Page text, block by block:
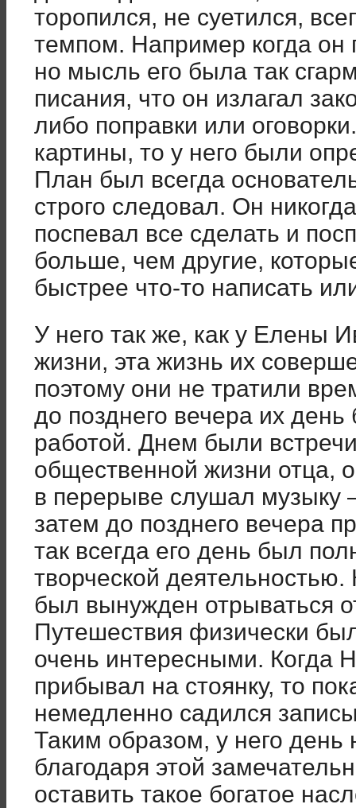
торопился, не суетился,
темпом. Например когда он
но мысль его была так
писания, что он излагал
либо поправки или
картины, то у него были
План был всегда
строго следовал. Он
поспевал все сделать и
больше, чем другие,
быстрее что-то написать
У него так же, как у Елены
жизни, эта жизнь их
поэтому они не тратили
до позднего вечера их
работой. Днем были
общественной жизни отца,
в перерыве слушал музыку
затем до позднего вечера
так всегда его день был
творческой
был вынужден отрываться
Путешествия физически
очень интересными. Когда
прибывал на стоянку, то
немедленно садился
Таким образом, у него день
благодаря этой
оставить такое богатое